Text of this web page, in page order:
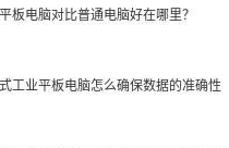
板电脑对比普通电脑好在哪里？
工业平板电脑怎么确保数据的准确性